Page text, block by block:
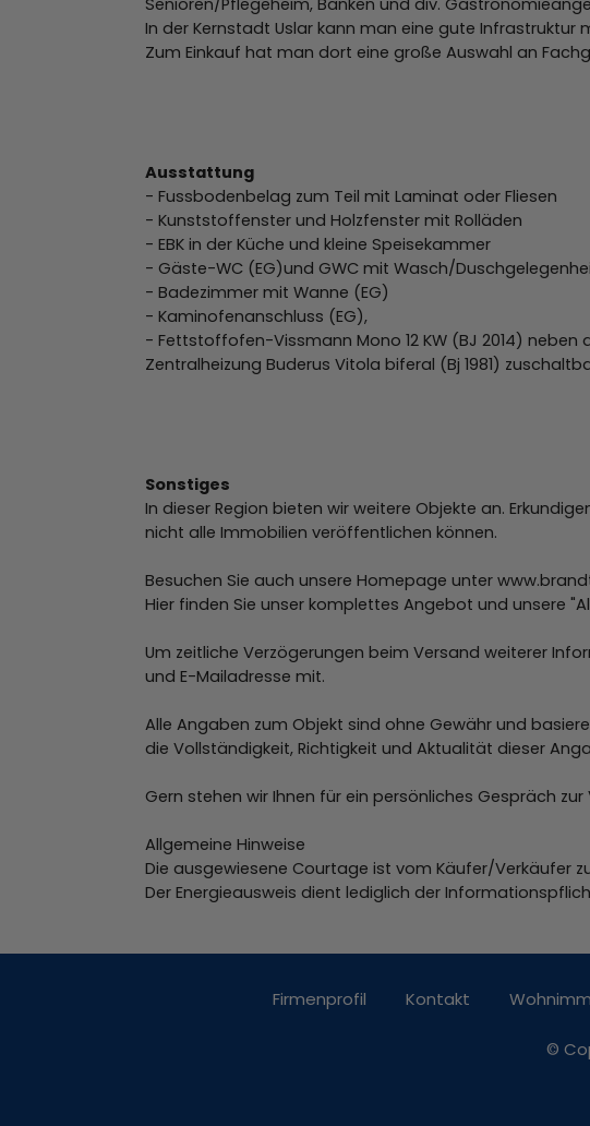
Senioren/Pflegeheim, Banken und div.
In der Kernstadt Uslar kann man eine gute Infrastruktur
Zum Einkauf hat man dort eine große Auswahl an
Ausstattung
- Fussbodenbelag zum Teil mit Laminat oder Fliesen
- Kunststoffenster und Holzfenster mit Rolläden
- EBK in der Küche und kleine Speisekammer
- Gäste-WC (EG)und GWC mit Wasch/
- Badezimmer mit Wanne (EG)
- Kaminofenanschluss (EG),
- Fettstoffofen-Vissmann Mono 12 KW (BJ 2014) neben
Zentralheizung Buderus Vitola biferal (Bj 1981)
Sonstiges
In dieser Region bieten wir weitere Objekte an.
nicht alle Immobilien veröffentlichen können.
Besuchen Sie auch unsere Homepage unter
Hier finden Sie unser komplettes Angebot und unsere
Um zeitliche Verzögerungen beim Versand weiterer
und E-Mailadresse mit.
Alle Angaben zum Objekt sind ohne Gewähr und
die Vollständigkeit, Richtigkeit und Aktualität dieser
Gern stehen wir Ihnen für ein persönliches Gespräch
Allgemeine Hinweise
Die ausgewiesene Courtage ist vom Käufer/Verkäufer
Der Energieausweis dient lediglich der
Firmenprofil Kontakt
©